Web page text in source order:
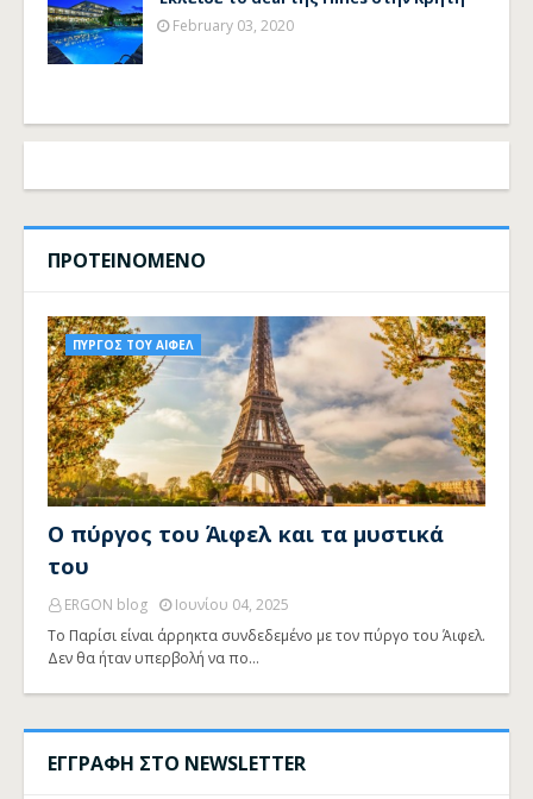
February 03, 2020
ΠΡΟΤΕΙΝΟΜΕΝΟ
ΠΥΡΓΟΣ ΤΟΥ ΑΙΦΕΛ
Ο πύργος του Άιφελ και τα μυστικά
του
ERGON blog
Ιουνίου 04, 2025
Το Παρίσι είναι άρρηκτα συνδεδεμένο με τον πύργο του Άιφελ.
Δεν θα ήταν υπερβολή να πο…
ΕΓΓΡΑΦΗ ΣΤΟ NEWSLETTER